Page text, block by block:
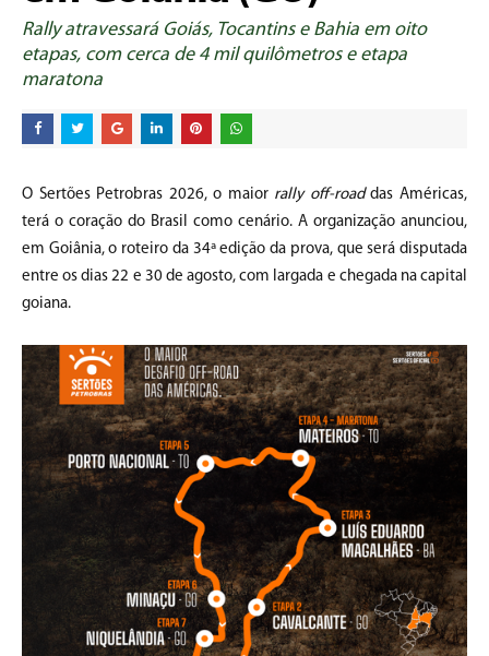
Rally atravessará Goiás, Tocantins e Bahia em oito
etapas, com cerca de 4 mil quilômetros e etapa
maratona
O Sertões Petrobras 2026, o maior rally off-roaddas Américas,
terá o coração do Brasil como cenário. A organização anunciou,
em Goiânia, o roteiro da 34ª edição da prova, que será disputada
entre os dias 22 e 30 de agosto, com largada e chegada na capital
goiana.